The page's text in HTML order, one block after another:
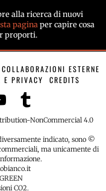
alla ricerca di nuovi
pagina per capire cosa
proporti.
COLLABORAZIONI ESTERNE
E PRIVACY CREDITS
NonCommercial 4.0
indicato, sono ©
ma unicamente di
CO2.